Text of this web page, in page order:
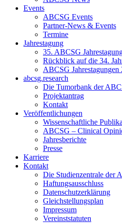
Events
ABCSG Events
Partner-News & Events
Termine
Jahrestagung
35. ABCSG
Rückblick auf die 34.
ABCSG
abcsg.research
Die Tumorbank der
Projektantrag
Kontakt
Veröffentlichungen
Wissenschaftliche
ABCSG – Clinical
Jahresberichte
Presse
Karriere
Kontakt
Die Studienzentrale der
Haftungsausschluss
Datenschutzerklärung
Gleichstellungsplan
Impressum
Vereinststatuten